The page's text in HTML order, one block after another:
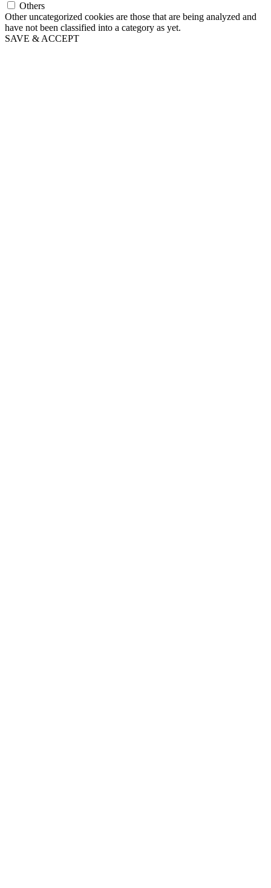
Others
Other uncategorized cookies are those that are being analyzed and
have not been classified into a category as yet.
SAVE & ACCEPT